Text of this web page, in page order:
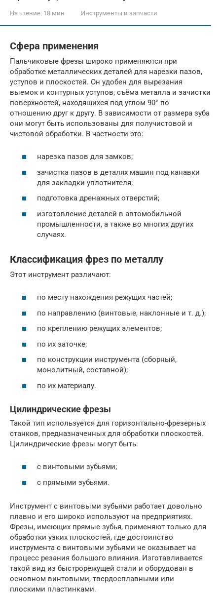
На чтение: 18 мин Инструменты и запчасти
Сфера применения
Пальчиковые фрезы широко применяются при
обработке металлических деталей для нарезки пазов,
уступов и плоскостей. Он удобен для вырезания
выемок и контурных уступов, съёма металла и зачистки
поверхностей, находящихся под углом 90° по
отношению друг к другу. В зависимости от размера зуба
они могут быть использованы для получистовой и
чистовой обработки. В частности это:
нарезка пазов для замков;
зачистка пазов в деталях машин под канавки
для закладки уплотнителя;
подготовка дренажных отверстий;
изготовление деталей в автомобильной
промышленности, а также во многих других
случаях.
Классификация фрез по металлу
Этот инструмент различают:
по месту нахождения режущих частей;
по направлению (винтовые, наклонные и т. д.);
по креплению режущих элементов;
по их заточке;
по конструкции инструмента (сборный,
монолитный, составной);
по их материалу.
Цилиндрические фрезы
Такой тип используется для горизонтально-фрезерных
станков, предназначенных для обработки плоскостей.
Цилиндрические фрезы могут быть:
с винтовыми зубьями;
с прямыми зубьями.
Инструмент с винтовыми зубьями работает довольно
плавно и его широко используют на предприятиях.
Фрезы, имеющих прямые зубья, применяют только для
обработки узких плоскостей, где достоинство
инструмента с винтовыми зубьями не оказывает на
процесс резания большого влияния. Изготавливается
такой вид из быстрорежущей стали и оборудован в
основном винтовыми, твердосплавными или
плоскими пластинками.